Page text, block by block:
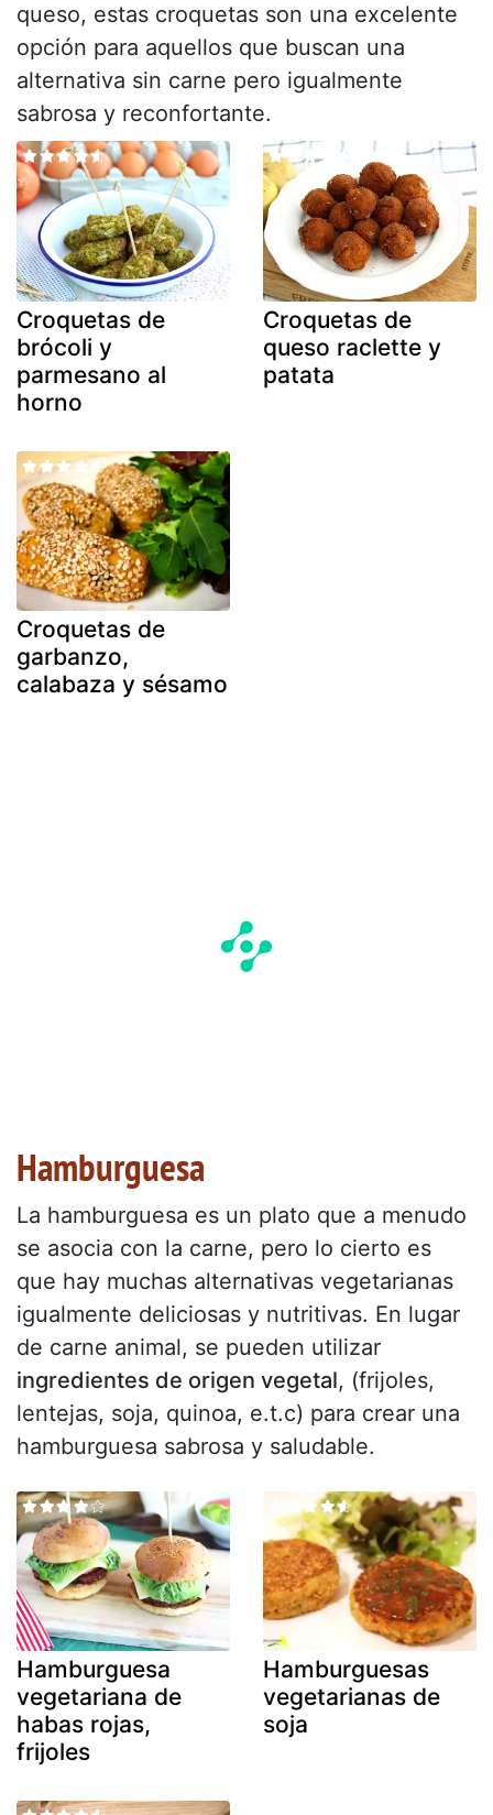
queso, estas croquetas son una excelente
opción para aquellos que buscan una
alternativa sin carne pero igualmente
sabrosa y reconfortante.
Croquetas de
brócoli y
parmesano al
horno
Croquetas de
queso raclette y
patata
Croquetas de
garbanzo,
calabaza y sésamo
Hamburguesa
La hamburguesa es un plato que a menudo
se asocia con la carne, pero lo cierto es
que hay muchas alternativas vegetarianas
igualmente deliciosas y nutritivas. En lugar
de carne animal, se pueden utilizar
ingredientes de origen vegetal, (frijoles,
lentejas, soja, quinoa, e.t.c) para crear una
hamburguesa sabrosa y saludable.
Hamburguesa
vegetariana de
habas rojas,
frijoles
Hamburguesas
vegetarianas de
soja